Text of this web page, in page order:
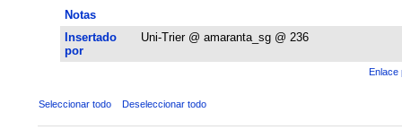
Notas
Insertado
por
Uni-Trier @ amaranta_sg @ 236
Enlace
Seleccionar todo Deseleccionar todo